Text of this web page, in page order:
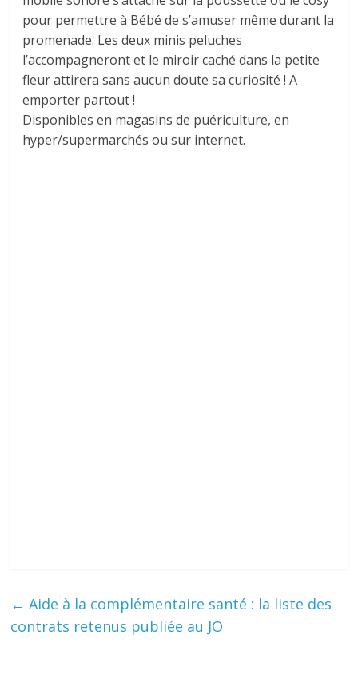
pour permettre à Bébé de s’amuser même durant la
promenade. Les deux minis peluches
l’accompagneront et le miroir caché dans la petite
fleur attirera sans aucun doute sa curiosité ! A
emporter partout !
Disponibles en magasins de puériculture, en
hyper/supermarchés ou sur internet.
← Aide à la complémentaire santé : la liste des
contrats retenus publiée au JO